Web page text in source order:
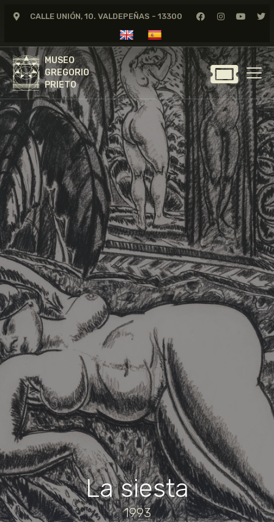
CALLE UNIÓN, 10. VALDEPEÑAS - 13300
MUSEO
GREGORIO
PRIETO
MUSEO
GREGORIO
PRIETO
GREGORIO PRIETO
MUSEO
ARCHIVO
CERTAMEN DE DIBUJO
FUNDACIÓN
TIENDA
NOTICIAS
La siesta
1993